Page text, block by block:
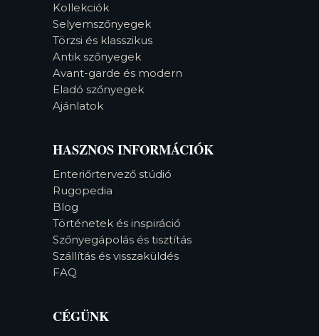
Kollekciók
Selyemszőnyegek
Törzsi és klasszikus
Antik szőnyegek
Avant-garde és modern
Eladó szőnyegek
Ajánlatok
HASZNOS INFORMÁCIÓK
Enteriőrtervező stúdió
Rugopedia
Blog
Történetek és inspiráció
Szőnyegápolás és tisztítás
Szállítás és visszaküldés
FAQ
CÉGÜNK